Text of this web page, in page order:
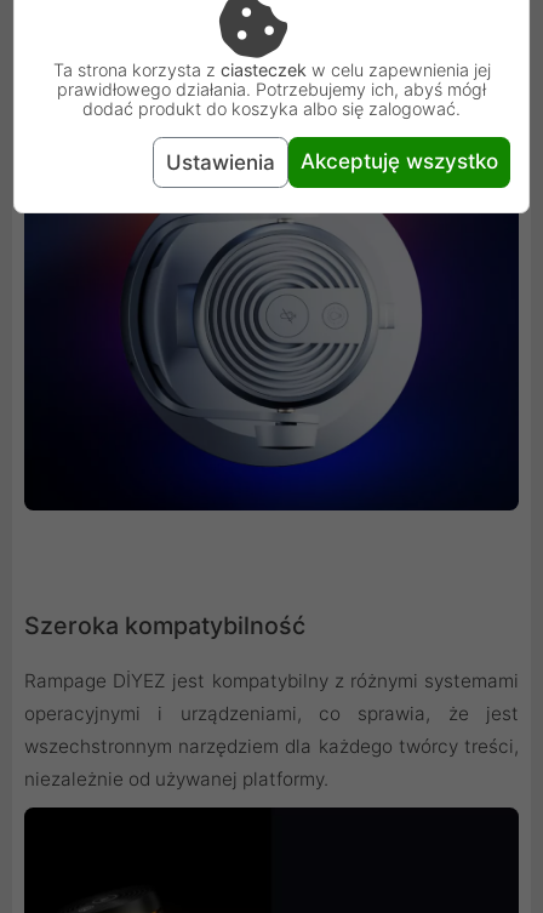
Szeroka kompatybilność
Rampage DİYEZ jest kompatybilny z różnymi systemami
operacyjnymi i urządzeniami, co sprawia, że jest
wszechstronnym narzędziem dla każdego twórcy treści,
niezależnie od używanej platformy.
Ta strona korzysta z ciasteczek w celu zapewnienia jej
prawidłowego działania. Potrzebujemy ich, abyś mógł
dodać produkt do koszyka albo się zalogować.
Ustawienia Akceptuję wszystko